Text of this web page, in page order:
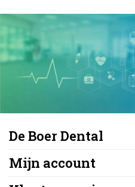
De Boer Dental
Mijn account